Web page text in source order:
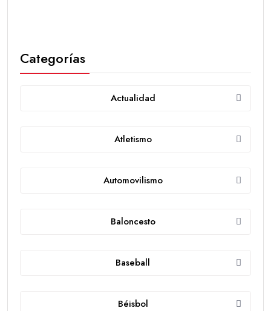
Categorías
Actualidad
Atletismo
Automovilismo
Baloncesto
Baseball
Béisbol